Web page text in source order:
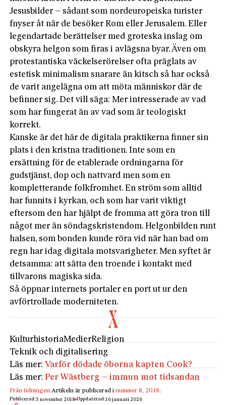
Jesusbilder – sådant som nordeuropeiska turister
fnyser åt när de besöker Rom eller Jerusalem. Eller
legendartade berättelser med groteska inslag om
obskyra helgon som firas i avlägsna byar. Även om
protestantiska väckelserörelser ofta präglats av
estetisk minimalism snarare än kitsch så har också
de varit angelägna om att möta människor där de
befinner sig. Det vill säga: Mer intresserade av vad
som har fungerat än av vad som är teologiskt
korrekt.
Kanske är det här de digitala praktikerna finner sin
plats i den kristna traditionen. Inte som en
ersättning för de etablerade ordningarna för
gudstjänst, dop och nattvard men som en
kompletterande folkfromhet. En ström som alltid
har funnits i kyrkan, och som har varit viktigt
eftersom den har hjälpt de fromma att göra tron till
något mer än söndagskristendom. Helgonbilden runt
halsen, som bonden kunde röra vid när han bad om
regn har idag digitala motsvarigheter. Men syftet är
detsamma: att sätta den troende i kontakt med
tillvarons magiska sida.
Så öppnar internets portaler en port ut ur den
avförtrollade moderniteten.
KulturhistoriaMedierReligion
Teknik och digitalisering
Läs mer: Varför dödade öborna kapten Cook?
Läs mer:Per Wästberg – immun mot tidsandan
Från tidningen:Artikeln är publicerad inummer 8, 2018.
Publicerad:5 november 2018 Uppdaterad:16 januari 2026